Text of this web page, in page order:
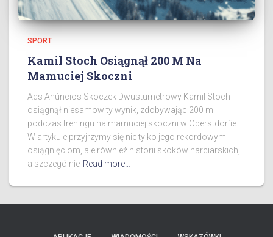
SPORT
Kamil Stoch Osiągnął 200 M Na
Mamuciej Skoczni
Ads Anúncios Skoczek Dwustumetrowy Kamil Stoch
osiągnął niesamowity wynik, zdobywając 200 m
podczas treningu na mamuciej skoczni w Oberstdorfie.
W artykule przyjrzymy się nie tylko jego rekordowym
osiągnięciom, ale również historii skoków narciarskich,
a szczególnie Read more…